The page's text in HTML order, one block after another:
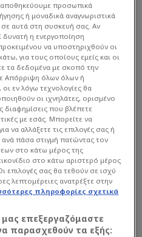
αποθηκεύουμε προσωπικά
ή μοναδικά αναγνωριστικά
αυτά στη συσκευή σας. Αν
δυνατή η ενεργοποίηση
να υποστηριχθούν οι
για τους οποίους εμείς και οι
τα δεδομένα με σκοπό την
Απόρριψη όλων όλων ή
εν λόγω τεχνολογίες θα
οι ιχνηλάτες, ορισμένο
διαφημίσεις που βλέπετε
με εσάς. Μπορείτε να
να αλλάξετε τις επιλογές σας ή
πάσα στιγμή πατώντας τον
στο κάτω μέρος της
στο κάτω αριστερό μέρος
επιλογές σας θα τεθούν σε ισχύ
λεπτομέρειες ανατρέξτε στην
πληροφορίες σχετικά
μας επεξεργαζόμαστε
παρασχεθούν τα εξής: